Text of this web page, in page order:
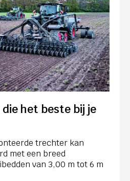
die het beste bij je
trechter kan
met een breed
van 3,00 m tot 6 m